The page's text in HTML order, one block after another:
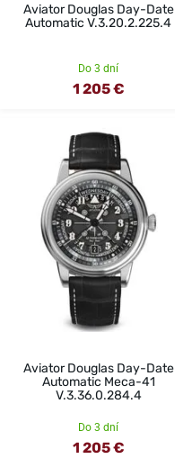
Aviator Douglas Day-Date
Automatic V.3.20.2.225.4
Do 3 dní
1 205 €
Aviator Douglas Day-Date
Automatic Meca-41
V.3.36.0.284.4
Do 3 dní
1 205 €